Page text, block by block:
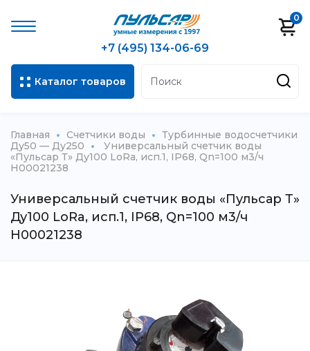
0
+7 (495) 134-06-69
Каталог товаров
Главная Счетчики воды
Турбинные водосчетчики
Ду50 — Ду250
Универсальный счетчик воды
«Пульсар Т» Ду100 LoRa, исп.1, IP68, Qn=100 м3/ч
Н00021238
Универсальный счетчик воды «Пульсар Т»
Ду100 LoRa, исп.1, IP68, Qn=100 м3/ч
Н00021238